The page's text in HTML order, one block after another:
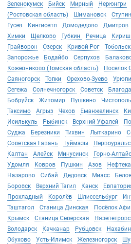
Зеленокумск
Бийск Мирный Нерюнгри
(Ростовская область)
Шимановск
Гусев
Кингисепп Домодедово Дмитров
Химки
Щелково Губкин Речица
Грайворон
Озерск Кривой Рог Тобольск
Запорожье
Бодайбо Серпухов
Кожевниково (Томская область)
Поселок
Саяногорск
Топки Орехово-Зуево
Сегежа
Солнечногорск Советск
Бобруйск
Житомир Пушкино Чистополь
Таксимо
Агрыз Чехов Еманжелинск
Исилькуль
Рыбинск Верхний Уфалей
Суджа
Березники Тихвин Лыткарино
Советская Гавань
Туймазы
Калтан
Алейск Минусинск Горно-
Удомля
Ковров Пушкин Азов
Назарово
Сибай Дедовск Миасс
Боровск
Верхний Тагил Канск
Прохладный
Королёв Шлиссельбург
Таштагол
Станица Динская Посёлок
Крымск
Станица Северская
Володарск
Качканар Рубцовск
Обухово
Усть-Илимск Железногорск